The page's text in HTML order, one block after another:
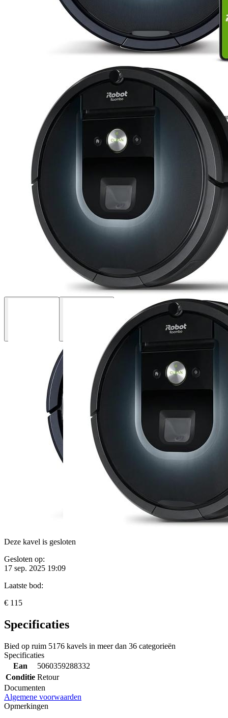
Deze kavel is gesloten
Gesloten op:
17 sep. 2025 19:09
Laatste bod:
€ 115
Specificaties
Bied op ruim 5176 kavels in meer dan 36 categorieën
Specificaties
Ean
5060359288332
Conditie Retour
Documenten
Algemene voorwaarden
Opmerkingen